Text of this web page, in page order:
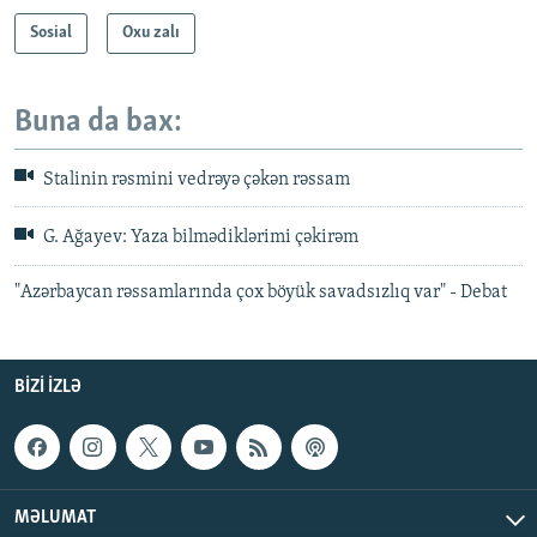
Sosial Oxu zalı
Buna da bax:
Stalinin rəsmini vedrəyə çəkən rəssam
G. Ağayev: Yaza bilmədiklərimi çəkirəm
"Azərbaycan rəssamlarında çox böyük savadsızlıq var" - Debat
BIZI IZLƏ
MƏLUMAT